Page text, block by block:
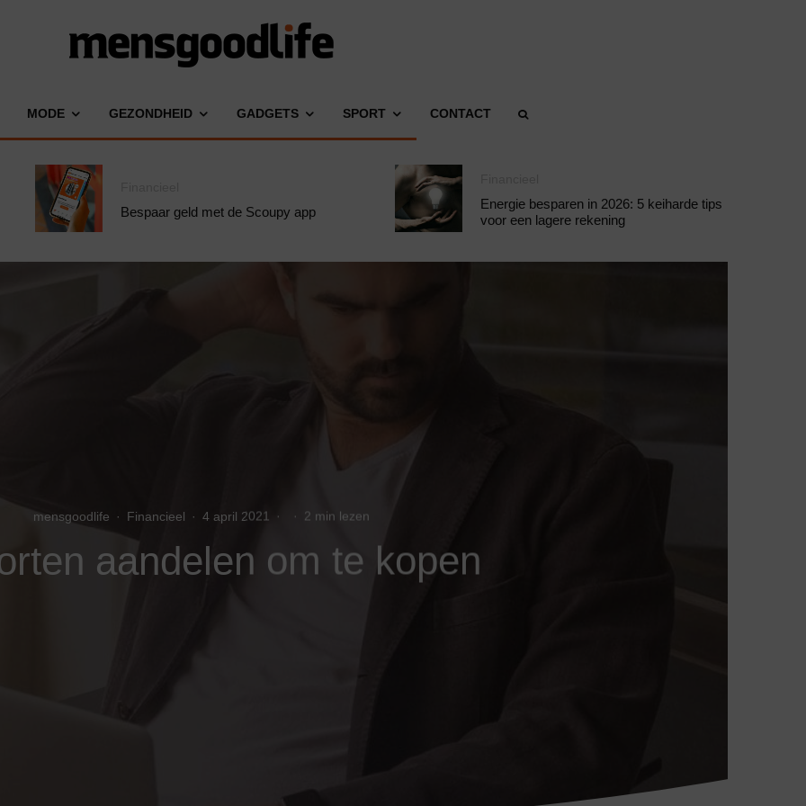
MODE GEZONDHEID GADGETS SPORT CONTACT
Bespaar geld met de Scoupy app
Energie besparen in 2026: 5 keiharde tips
voor een lagere rekening
mensgoodlife · Financieel · 4 april 2021 · · 2 min lezen
aandelen om te kopen